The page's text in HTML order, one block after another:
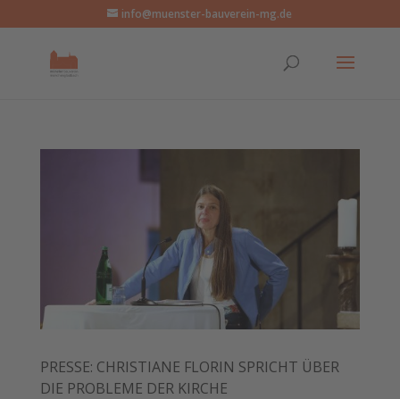
info@muenster-bauverein-mg.de
PRESSE: CHRISTIANE FLORIN SPRICHT ÜBER
DIE PROBLEME DER KIRCHE